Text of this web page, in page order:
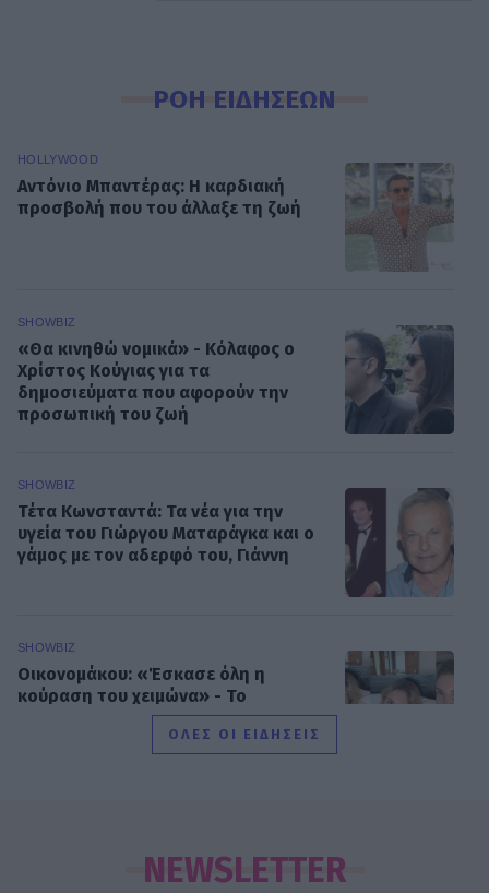
ΡΟΗ ΕΙΔΗΣΕΩΝ
HOLLYWOOD
Αντόνιο Μπαντέρας: Η καρδιακή
προσβολή που του άλλαξε τη ζωή
SHOWBIZ
«Θα κινηθώ νομικά» - Κόλαφος ο
Χρίστος Κούγιας για τα
δημοσιεύματα που αφορούν την
προσωπική του ζωή
SHOWBIZ
Τέτα Κωνσταντά: Τα νέα για την
υγεία του Γιώργου Ματαράγκα και ο
γάμος με τον αδερφό του, Γιάννη
SHOWBIZ
Οικονομάκου: «Έσκασε όλη η
κούραση του χειμώνα» - Το
πρόβλημα στις διακοπές στο νησί
χάνει το νηπιαγωγείο
ΟΛΕΣ ΟΙ ΕΙΔΗΣΕΙΣ
NEWSLETTER